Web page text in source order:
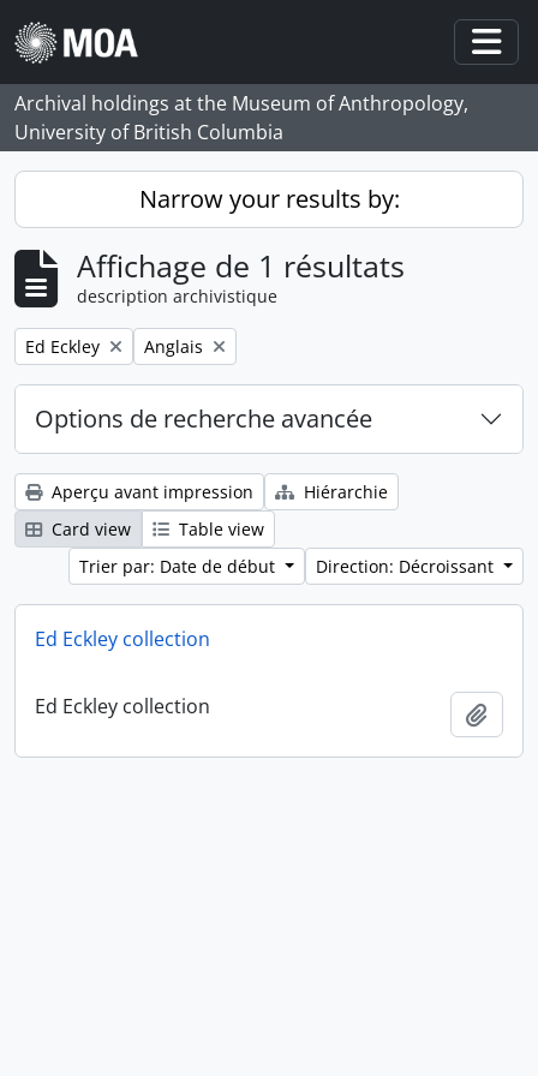
Skip to main content
Archival holdings at the Museum of Anthropology,
University of British Columbia
Narrow your results by:
Affichage de 1 résultats
description archivistique
Remove filter:
Ed Eckley Remove filter:
Anglais
Options de recherche avancée
Aperçu avant impression
Hiérarchie
Card view
Table view
Trier par: Date de début
Direction: Décroissant
Ed Eckley collection
Ed Eckley collection